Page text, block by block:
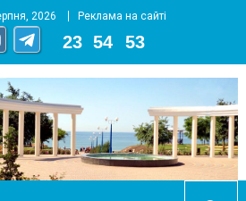
2026 Реклама на сайті
23 54 54
города Южный